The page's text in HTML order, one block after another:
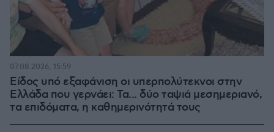
Είδος υπό εξαφάνιση οι υπερπολύτεκνοι στην
Ελλάδα που γερνάει: Τα... δύο ταψιά μεσημεριανό,
τα επιδόματα, η καθημερινότητά τους
07.08.2026, 15:59